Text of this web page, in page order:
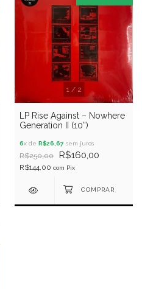
1 / 2
LP Rise Against – Nowhere
Generation II (10”)
6x de R$26,67 sem juros
R$250,00 R$160,00
R$144,00 com Pix